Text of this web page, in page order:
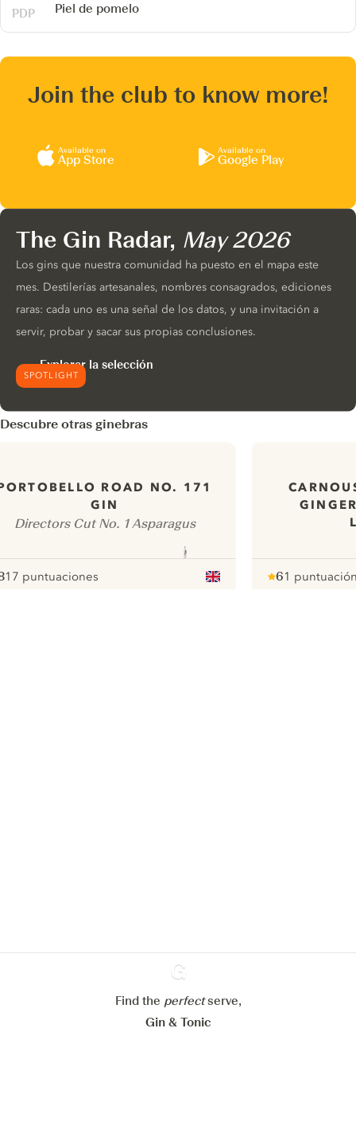
Piel de pomelo
Join the club to know more!
Available on
App Store
Available on
Google Play
SPOTLIGHT
The Gin Radar, May 2026
Los gins que nuestra comunidad ha puesto en el mapa este
mes. Destilerías artesanales, nombres consagrados, ediciones
raras: cada uno es una señal de los datos, y una invitación a
servir, probar y sacar sus propias conclusiones.
Explorar la selección
Descubre otras ginebras
ROAD NO. 171
GIN
Directors Cut No. 1 Asparagus
:
pour
17 puntuaciones
Note :
6
pour
1
Ginventory
Find the perfectserve,
Gin & Tonic